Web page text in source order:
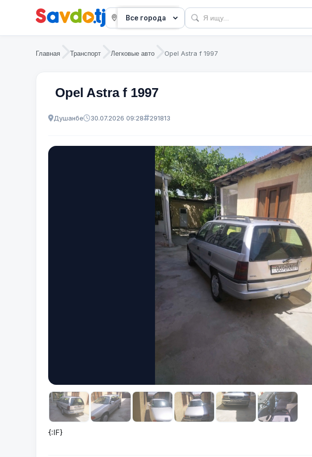
Главная Транспорт Легковые авто Opel Astra f 1997
Opel Astra f 1997
Душанбе 30.07.2026 09:28 291813
{:IF}